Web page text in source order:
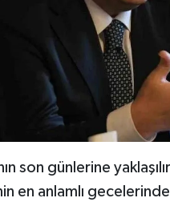
son günlerine
en anlamlı